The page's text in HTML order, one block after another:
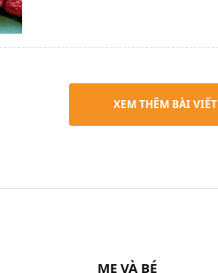
XEM THÊM BÀI
MẸ VÀ BÉ